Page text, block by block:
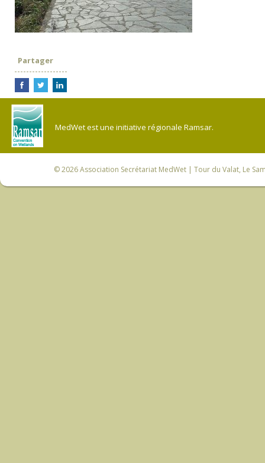
Partager
MedWet est une initiative régionale Ramsar.
© 2026Association Secrétariat MedWet | Tour du Valat, Le